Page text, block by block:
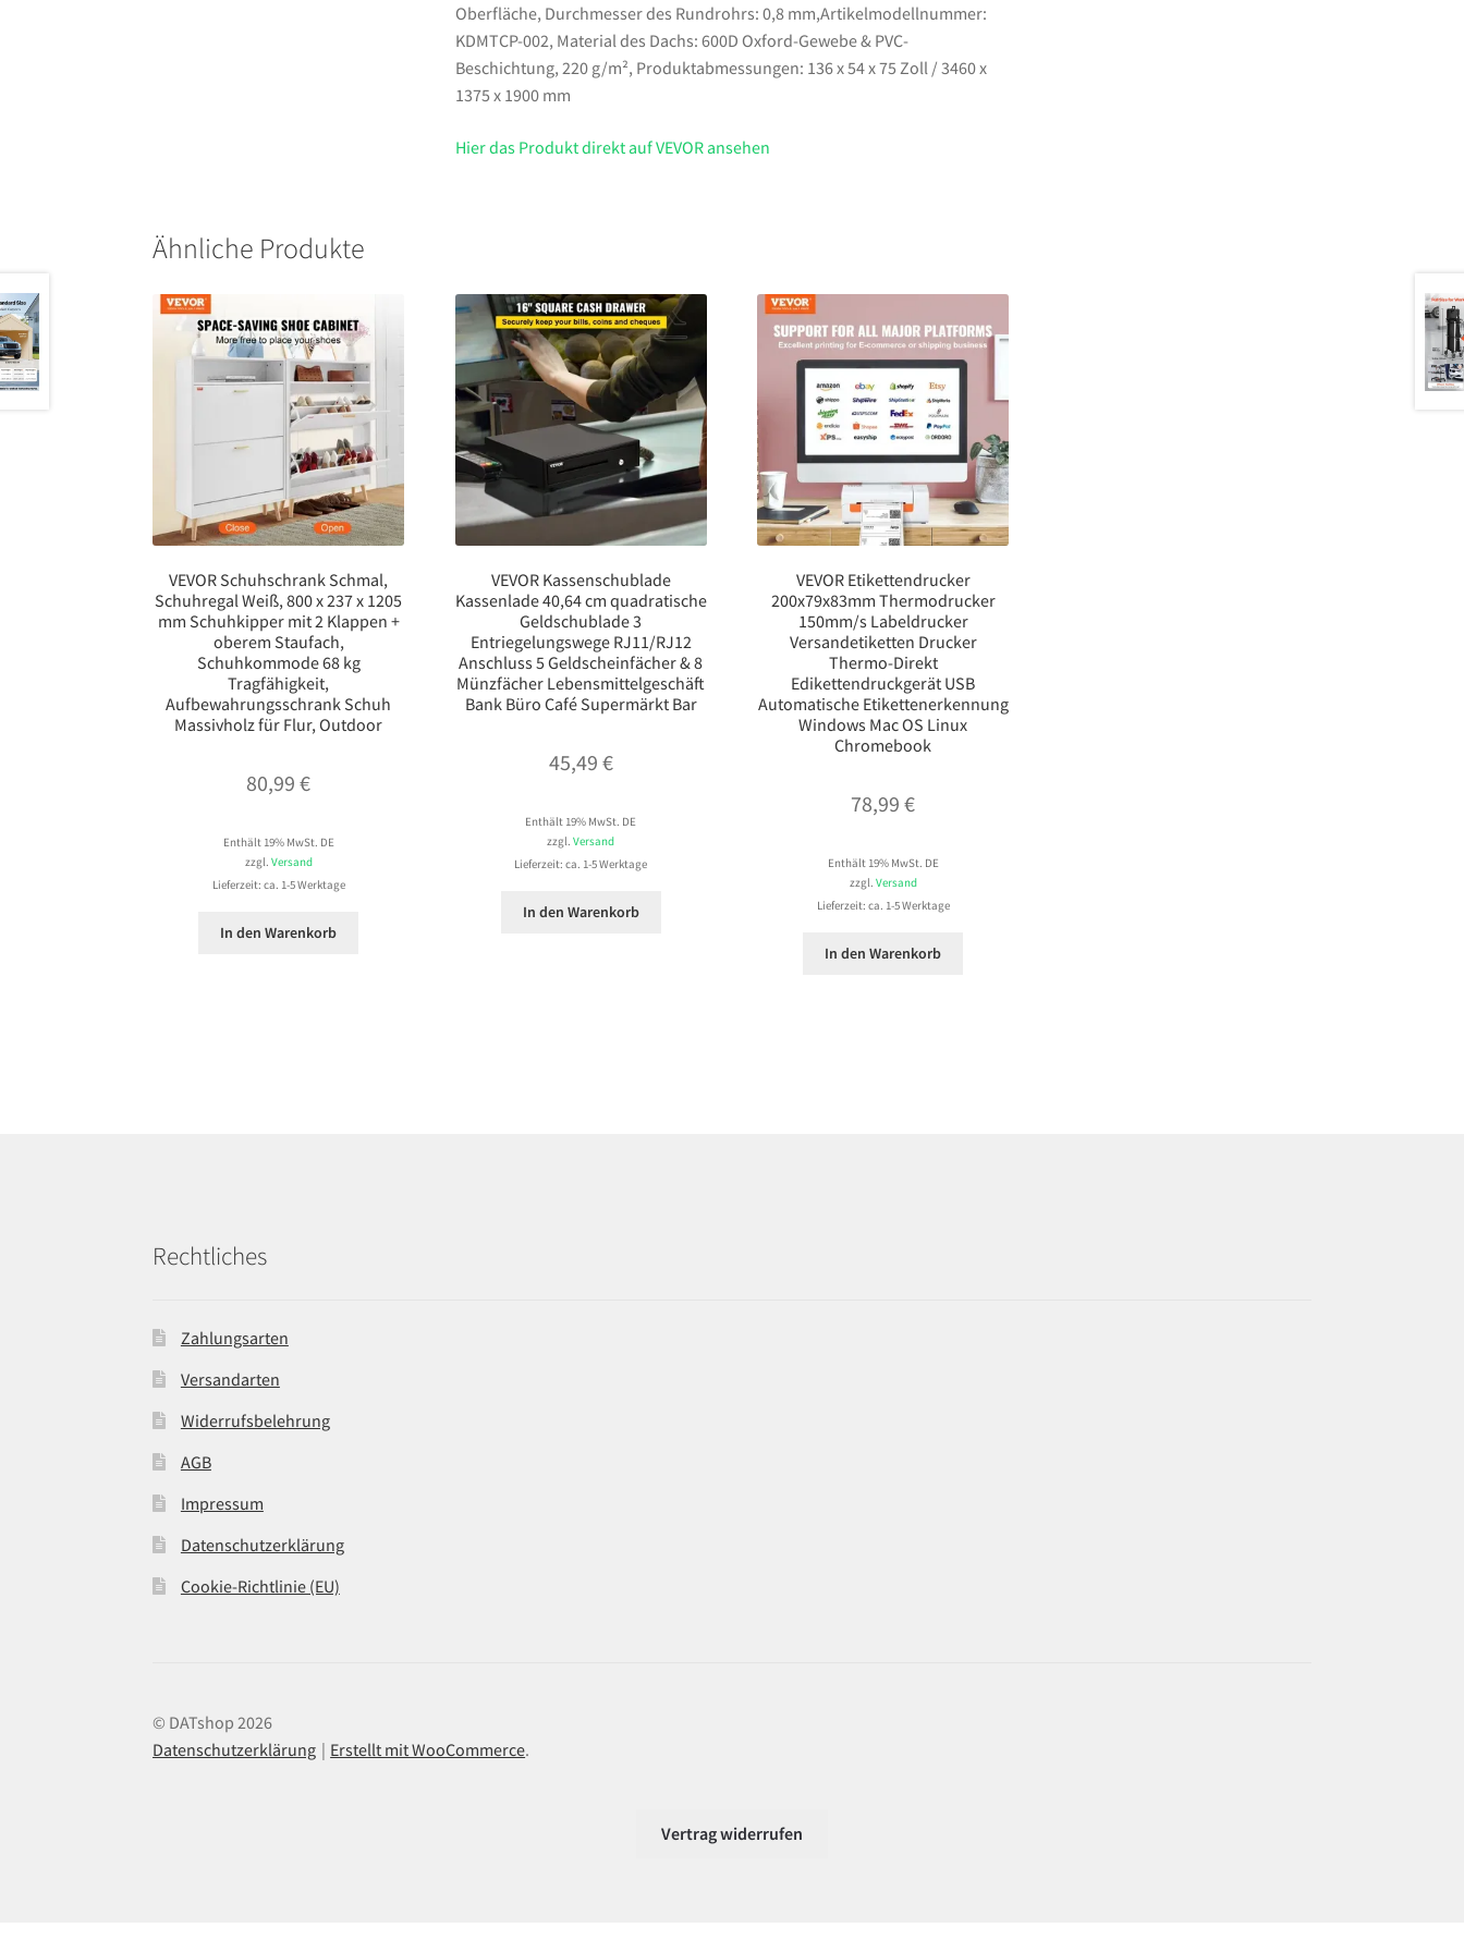
Oberfläche, Durchmesser des Rundrohrs: 0,8 mm,Artikelmodellnummer:
KDMTCP-002, Material des Dachs: 600D Oxford-Gewebe & PVC-
Beschichtung, 220 g/m², Produktabmessungen: 136 x 54 x 75 Zoll / 3460 x
1375 x 1900 mm
Hier das Produkt direkt auf VEVOR ansehen
Ähnliche Produkte
VEVOR Schuhschrank Schmal,
Schuhregal Weiß, 800 x 237 x 1205
mm Schuhkipper mit 2 Klappen +
oberem Staufach,
Schuhkommode 68 kg
Tragfähigkeit,
Aufbewahrungsschrank Schuh
Massivholz für Flur, Outdoor
80,99€
Enthält 19% MwSt. DE
zzgl. Versand
Lieferzeit: ca. 1-5 Werktage
In den Warenkorb
VEVOR Kassenschublade
Kassenlade 40,64 cm quadratische
Geldschublade 3
Entriegelungswege RJ11/RJ12
Anschluss 5 Geldscheinfächer & 8
Münzfächer Lebensmittelgeschäft
Bank Büro Café Supermärkt Bar
45,49 €
Enthält 19% MwSt. DE
zzgl.Versand
Lieferzeit: ca. 1-5 Werktage
In den Warenkorb
VEVOR Etikettendrucker
200x79x83mm Thermodrucker
150mm/s Labeldrucker
Versandetiketten Drucker
Thermo-Direkt
Edikettendruckgerät USB
Automatische Etikettenerkennung
Windows Mac OS Linux
Chromebook
78,99€
Enthält 19% MwSt. DE
zzgl. Versand
Lieferzeit: ca. 1-5 Werktage
In den Warenkorb
Rechtliches
Zahlungsarten
Versandarten
Widerrufsbelehrung
AGB
Impressum
Datenschutzerklärung
Cookie-Richtlinie (EU)
© DATshop 2026
Datenschutzerklärung
Erstellt mit WooCommerce.
Vertrag widerrufen